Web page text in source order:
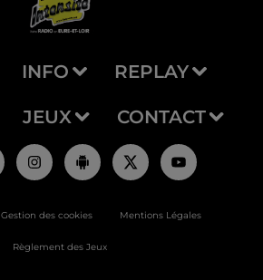
INFO REPLAY
JEUX CONTACT
Gestion des cookies Mentions Légales
Règlement des Jeux